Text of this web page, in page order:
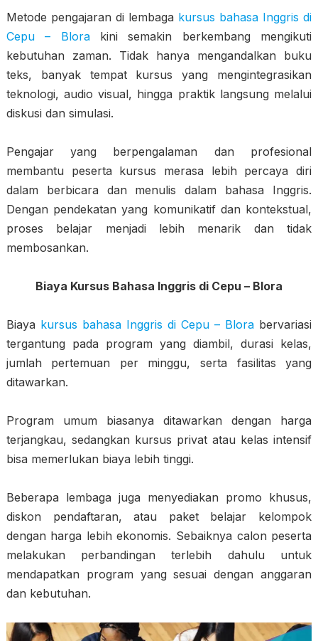
Metode pengajaran di lembaga kursus bahasa Inggris di
Cepu – Blorakini semakin berkembang mengikuti
kebutuhan zaman. Tidak hanya mengandalkan buku
teks, banyak tempat kursus yang mengintegrasikan
teknologi, audio visual, hingga praktik langsung melalui
diskusi dan simulasi.
Pengajar yang berpengalaman dan profesional
membantu peserta kursus merasa lebih percaya diri
dalam berbicara dan menulis dalam bahasa Inggris.
Dengan pendekatan yang komunikatif dan kontekstual,
proses belajar menjadi lebih menarik dan tidak
membosankan.
Biaya Kursus Bahasa Inggris di Cepu – Blora
Biaya kursus bahasa Inggris di Cepu – Blora bervariasi
tergantung pada program yang diambil, durasi kelas,
jumlah pertemuan per minggu, serta fasilitas yang
ditawarkan.
Program umum biasanya ditawarkan dengan harga
terjangkau, sedangkan kursus privat atau kelas intensif
bisa memerlukan biaya lebih tinggi.
Beberapa lembaga juga menyediakan promo khusus,
diskon pendaftaran, atau paket belajar kelompok
dengan harga lebih ekonomis. Sebaiknya calon peserta
melakukan perbandingan terlebih dahulu untuk
mendapatkan program yang sesuai dengan anggaran
dan kebutuhan.